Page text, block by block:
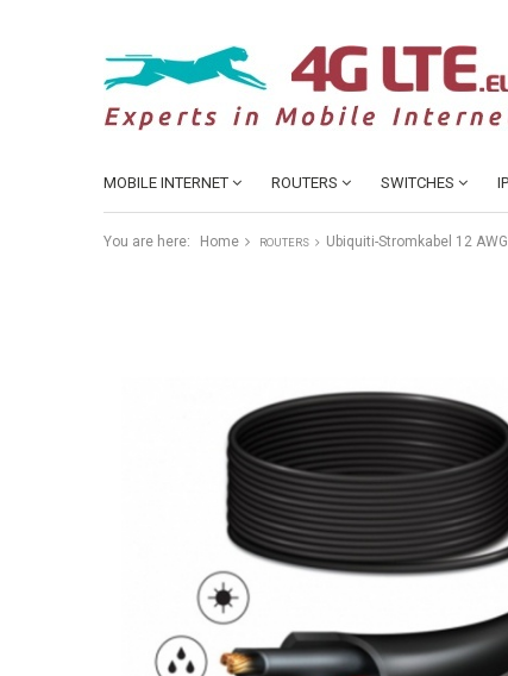
MOBILE INTERNET ROUTERS SWITCHES
You are here: Home ROUTERS Ubiquiti-Stromkabel 12 AWG